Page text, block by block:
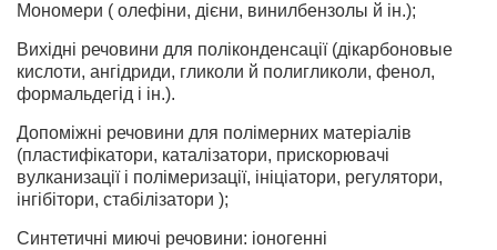
Мономери ( олефіни, дієни, винилбензолы й ін.);
Вихідні речовини для поліконденсації (дікарбоновые
кислоти, ангідриди, гликоли й полигликоли, фенол,
формальдегід і ін.).
Допоміжні речовини для полімерних матеріалів
(пластифікатори, каталізатори, прискорювачі
вулканизації і полімеризації, ініціатори, регулятори,
інгібітори, стабілізатори );
Синтетичні миючі речовини: іоногенні